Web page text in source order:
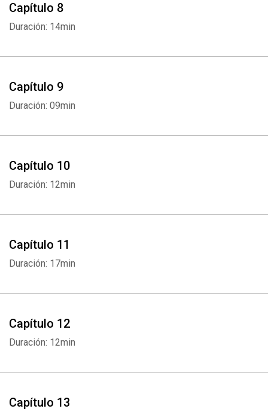
Capítulo 8
Duración: 14min
Capítulo 9
Duración: 09min
Capítulo 10
Duración: 12min
Capítulo 11
Duración: 17min
Capítulo 12
Duración: 12min
Capítulo 13